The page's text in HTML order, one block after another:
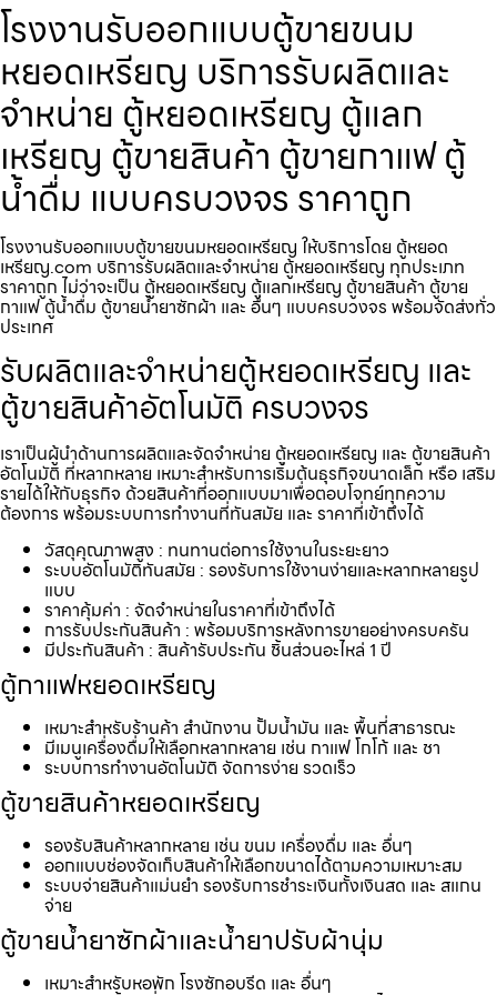
โรงงานรับออกแบบตู้ขายขนม
หยอดเหรียญ​ บริการรับผลิตและ
จำหน่าย ตู้หยอดเหรียญ ตู้แลก
เหรียญ ตู้ขายสินค้า ตู้ขายกาแฟ ตู้
น้ำดื่ม แบบครบวงจร ราคาถูก
โรงงานรับออกแบบตู้ขายขนมหยอดเหรียญ​ ให้บริการโดย ตู้หยอด
เหรียญ.com บริการรับผลิตและจำหน่าย ตู้หยอดเหรียญ ทุกประเภท
ราคาถูก ไม่ว่าจะเป็น ตู้หยอดเหรียญ ตู้แลกเหรียญ ตู้ขายสินค้า ตู้ขาย
กาแฟ ตู้น้ำดื่ม ตู้ขายน้ำยาซักผ้า และ อื่นๆ แบบครบวงจร พร้อมจัดส่งทั่ว
ประเทศ
รับผลิตและจำหน่ายตู้หยอดเหรียญ และ
ตู้ขายสินค้าอัตโนมัติ ครบวงจร
เราเป็นผู้นำด้านการผลิตและจัดจำหน่าย ตู้หยอดเหรียญ และ ตู้ขายสินค้า
อัตโนมัติ ที่หลากหลาย เหมาะสำหรับการเริ่มต้นธุรกิจขนาดเล็ก หรือ เสริม
รายได้ให้กับธุรกิจ ด้วยสินค้าที่ออกแบบมาเพื่อตอบโจทย์ทุกความ
ต้องการ พร้อมระบบการทำงานที่ทันสมัย และ ราคาที่เข้าถึงได้
วัสดุคุณภาพสูง : ทนทานต่อการใช้งานในระยะยาว
ระบบอัตโนมัติทันสมัย : รองรับการใช้งานง่ายและหลากหลายรูป
แบบ
ราคาคุ้มค่า : จัดจำหน่ายในราคาที่เข้าถึงได้
การรับประกันสินค้า : พร้อมบริการหลังการขายอย่างครบครัน
มีประกันสินค้า : สินค้ารับประกัน ชิ้นส่วนอะไหล่ 1 ปี
ตู้กาแฟหยอดเหรียญ
เหมาะสำหรับร้านค้า สำนักงาน ปั้มน้ำมัน และ พื้นที่สาธารณะ
มีเมนูเครื่องดื่มให้เลือกหลากหลาย เช่น กาแฟ โกโก้ และ ชา
ระบบการทำงานอัตโนมัติ จัดการง่าย รวดเร็ว
ตู้ขายสินค้าหยอดเหรียญ
รองรับสินค้าหลากหลาย เช่น ขนม เครื่องดื่ม และ อื่นๆ
ออกแบบช่องจัดเก็บสินค้าให้เลือกขนาดได้ตามความเหมาะสม
ระบบจ่ายสินค้าแม่นยำ รองรับการชำระเงินทั้งเงินสด และ สแกน
จ่าย
ตู้ขายน้ำยาซักผ้าและน้ำยาปรับผ้านุ่ม
เหมาะสำหรับหอพัก โรงซักอบรีด และ อื่นๆ